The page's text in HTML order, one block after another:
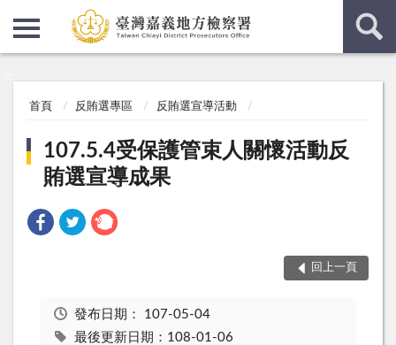
首頁 反賄選專區 反賄選宣導活動
107.5.4受保護管束人關懷活動反
賄選宣導成果
回上一頁
發布日期： 107-05-04
最後更新日期：108-01-06